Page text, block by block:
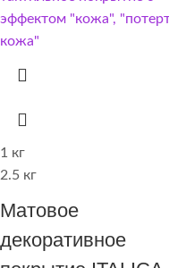
1 кг
2.5 кг
Матовое
декоративное